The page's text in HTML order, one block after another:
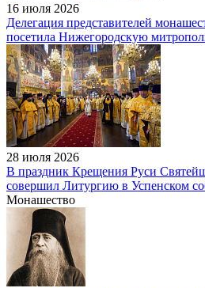
16 июля 2026
Делегация представителей
посетила Нижегородскую
28 июля 2026
В праздник Крещения Руси
совершил Литургию в Успенском
Монашество